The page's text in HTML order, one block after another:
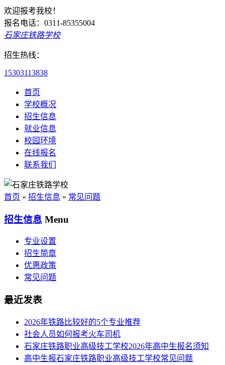
欢迎报考我校！
报名电话：0311-85355004
石家庄铁路学校
招生热线：
15303113838
首页
学校概况
招生信息
就业信息
校园环境
在线报名
联系我们
首页 » 招生信息 » 常见问题
招生信息 Menu
专业设置
招生简章
优惠政策
常见问题
最近发表
2026年铁路比较好的5个专业推荐
社会人员如何报考火车司机
​石家庄铁路职业高级技工学校2026年高中生报名须知
高中生报石家庄铁路职业高级技工学校常见问题